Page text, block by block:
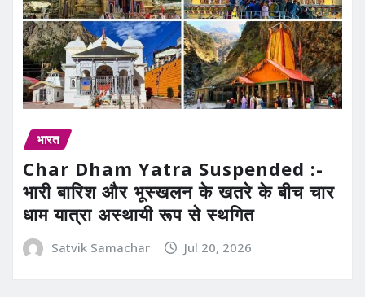
भारत
Char Dham Yatra Suspended :-
भारी बारिश और भूस्खलन के खतरे के बीच चार
धाम यात्रा अस्थायी रूप से स्थगित
Satvik Samachar Jul 20, 2026